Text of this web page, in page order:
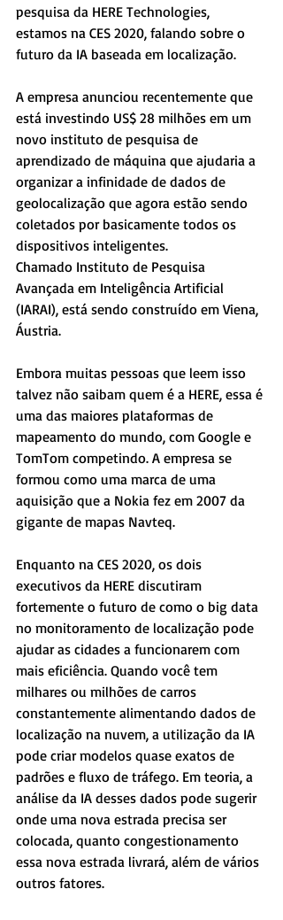
pesquisa da HERE Technologies,
estamos na CES 2020, falando sobre o
futuro da IA baseada em localização.
A empresa anunciou recentemente que
está investindo US$ 28 milhões em um
novo instituto de pesquisa de
aprendizado de máquina que ajudaria a
organizar a infinidade de dados de
geolocalização que agora estão sendo
coletados por basicamente todos os
dispositivos inteligentes.
Chamado Instituto de Pesquisa
Avançada em Inteligência Artificial
(IARAI), está sendo construído em Viena,
Áustria.
Embora muitas pessoas que leem isso
talvez não saibam quem é a HERE, essa é
uma das maiores plataformas de
mapeamento do mundo, com Google e
TomTom competindo. A empresa se
formou como uma marca de uma
aquisição que a Nokia fez em 2007 da
gigante de mapas Navteq.
Enquanto na CES 2020, os dois
executivos da HERE discutiram
fortemente o futuro de como o big data
no monitoramento de localização pode
ajudar as cidades a funcionarem com
mais eficiência. Quando você tem
milhares ou milhões de carros
constantemente alimentando dados de
localização na nuvem, a utilização da IA
pode criar modelos quase exatos de
padrões e fluxo de tráfego. Em teoria, a
análise da IA ​​desses dados pode sugerir
onde uma nova estrada precisa ser
colocada, quanto congestionamento
essa nova estrada livrará, além de vários
outros fatores.